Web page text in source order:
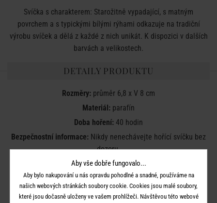
Svíčka s charakterem: Starožitně vypadající, s matným
povrchem a s typickými bílými rýhami odkazuje na tradiční
výrobu svíček a dělá z každé z nich unikát. K dispozici v dalších
barvách a velikostech.
DETAILY PRODUKTU
Rozměry: průměr 6,8 x V 8 cm
Materiál: parafín
Doba hoření: 40 hodin
Bezpečnostní informace: Nikdy nenechávejte hořící svíčku bez
dozoru.
Udržujte dál od věcí, které se mohou vznítit.
Uchovávejte mimo dosah dětí a domácích zvířat.
Udržujte svíčky alespoň 10 cm od sebe.
Nepalte v průvanu.
Aby vše dobře fungovalo...
Aby bylo nakupování u nás opravdu pohodlné a snadné, používáme na
našich webových stránkách soubory cookie. Cookies jsou malé soubory,
které jsou dočasně uloženy ve vašem prohlížeči. Návštěvou této webové